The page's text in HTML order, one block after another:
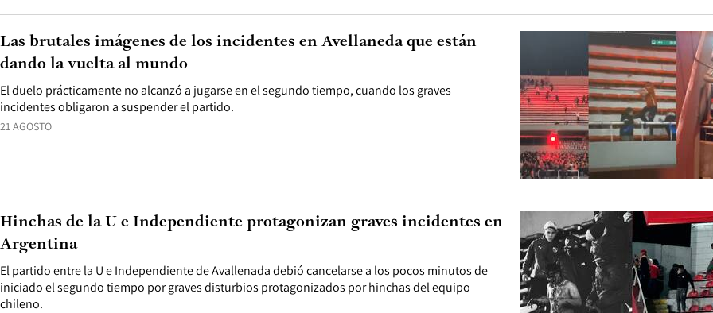
21 AGOSTO
El duelo prácticamente no alcanzó a jugarse en el segundo tiempo, cuando los graves
incidentes obligaron a suspender el partido.
Las brutales imágenes de los incidentes en Avellaneda que están
dando la vuelta al mundo
El partido entre la U e Independiente de Avallenada debió cancelarse a los pocos minutos de
iniciado el segundo tiempo por graves disturbios protagonizados por hinchas del equipo
chileno.
Hinchas de la U e Independiente protagonizan graves incidentes en
Argentina